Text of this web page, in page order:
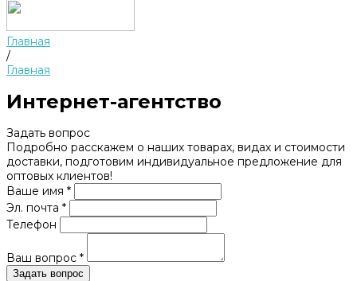
Главная
/
Главная
Интернет-агентство
Задать вопрос
Подробно расскажем о наших товарах, видах и стоимости
доставки, подготовим индивидуальное предложение для
оптовых клиентов!
Ваше имя *
Эл. почта *
Телефон
Ваш вопрос *